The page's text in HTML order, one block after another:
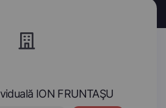
ION FRUNTAŞU